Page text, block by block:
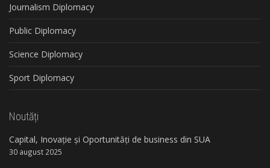
Journalism Diplomacy
Public Diplomacy
Science Diplomacy
Sport Diplomacy
Noutăți
Capital, Inovație și Oportunități de business din SUA
30 august 2025